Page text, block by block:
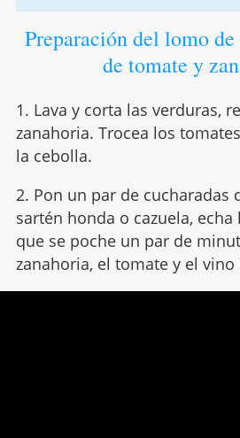
Preparación del lomo
de tomate y
1. Lava y corta las verduras,
zanahoria. Trocea los
la cebolla.
2. Pon un par de cucharadas
sartén honda o cazuela,
que se poche un par de
zanahoria, el tomate y el vino